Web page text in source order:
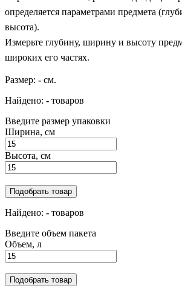
определяется параметрами предмета
высота).
Измерьте глубину, ширину и высоту
широких его частях.
Размер: - см.
Найдено: - товаров
Введите размер упаковки
Ширина, см
Высота, см
Подобрать товар
Найдено: - товаров
Введите объем пакета
Объем, л
Подобрать товар